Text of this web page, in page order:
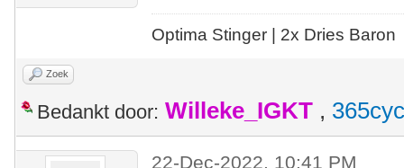
Optima Stinger | 2x Dries Baron
Zoek
Bedankt door: Willeke_IGKT ,
22-Dec-2022, 10:41 PM